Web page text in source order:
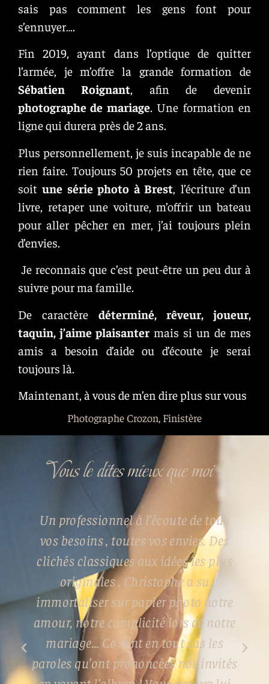
sais pas comment les gens font pour
s’ennuyer….
Fin 2019, ayant dans l’optique de quitter
l’armée, je m’offre la grande formation de
Sébatien Roignant, afin de devenir
photographe de mariage. Une formation en
ligne qui durera près de 2 ans.
Plus personnellement, je suis incapable de ne
rien faire. Toujours 50 projets en tête, que ce
soitune série photo à Brest , l’écriture d’un
livre, retaper une voiture, m’offrir un bateau
pour aller pêcher en mer, j’ai toujours plein
d’envies.
Je reconnais que c’est peut-être un peu dur à
suivre pour ma famille.
De caractère déterminé, rêveur, joueur,
taquin, j’aime plaisanter mais si un de mes
amis a besoin d’aide ou d’écoute je serai
toujours là.
Maintenant, à vous de m’en dire plus sur vous
Photographe Crozon, Finistère
Vous le dites mieux que moi !
Un professionnel à l’écoute de tous
vos besoins , toutes vos envies. Des
clichés classiques aux idées les plus
originales , Christophe a su
immortaliser sur papier photo notre
amour, notre complicité lors de notre
mariage… Ce sont en tout cas les
paroles qu’ont prononcées nos invités